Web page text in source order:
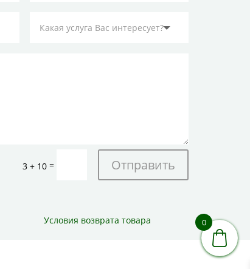
3 + 10 = Отправить
Условия возврата товара 0